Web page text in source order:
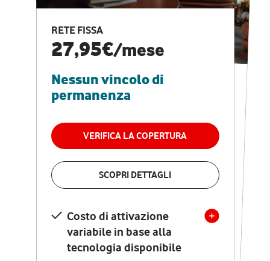
RETE FISSA
27,95€/mese
Nessun vincolo di
permanenza
VERIFICA LA COPERTURA
SCOPRI DETTAGLI
Costo di attivazione
variabile in base alla
tecnologia disponibile
CASA PRO
Internet veloce e
vantaggi speciali
RETE FISSA + VODAFONE CLUB
29,95€
permanenza
VERIFICA LA COPERTURA
Costo di attivazione
variabile in base alla
tecnologia disponibile